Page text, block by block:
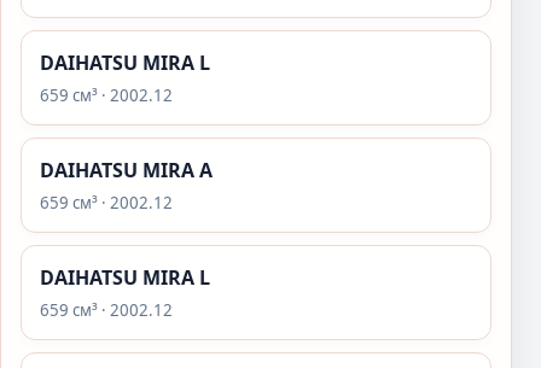
DAIHATSU MIRA L
659 см³ · 2002.12
DAIHATSU MIRA A
659 см³ · 2002.12
DAIHATSU MIRA L
659 см³ · 2002.12